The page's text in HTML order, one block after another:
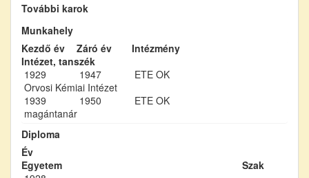
További karok
Munkahely
Kezdő év
Záró év
Intézmény
Intézet, tanszék
1929
1947
ETE OK
Orvosi Kémiai Intézet
1939
1950
ETE OK
magántanár
Diploma
Év
Egyetem
Szak